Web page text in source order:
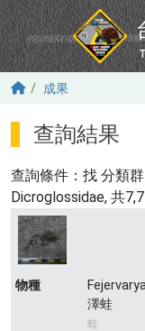
移至主內容
成果
查詢結果
查詢條件：找 分類
Dicroglossidae, 共
物種
澤蛙
蛙